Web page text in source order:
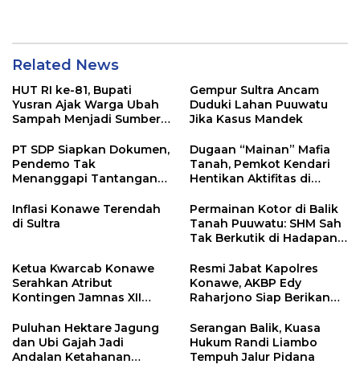
Related News
HUT RI ke-81, Bupati
Yusran Ajak Warga Ubah
Sampah Menjadi Sumber
Gempur Sultra Ancam
Duduki Lahan Puuwatu
Jika Kasus Mandek
PT SDP Siapkan Dokumen,
Pendemo Tak
Menanggapi Tantangan
Dugaan “Mainan” Mafia
Tanah, Pemkot Kendari
Hentikan Aktifitas di
Inflasi Konawe Terendah
di Sultra
Permainan Kotor di Balik
Tanah Puuwatu: SHM Sah
Tak Berkutik di Hadapan
Ketua Kwarcab Konawe
Serahkan Atribut
Kontingen Jamnas XII
Resmi Jabat Kapolres
Konawe, AKBP Edy
Raharjono Siap Berikan
Puluhan Hektare Jagung
dan Ubi Gajah Jadi
Andalan Ketahanan
Serangan Balik, Kuasa
Hukum Randi Liambo
Tempuh Jalur Pidana